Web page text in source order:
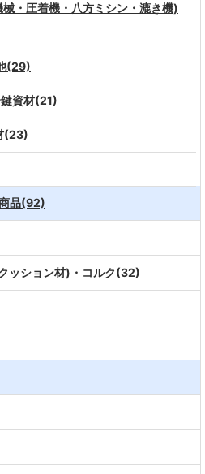
・圧着機・八方ミシン・漉き機)
(29)
資材(21)
(23)
品(92)
ッション材)・コルク(32)